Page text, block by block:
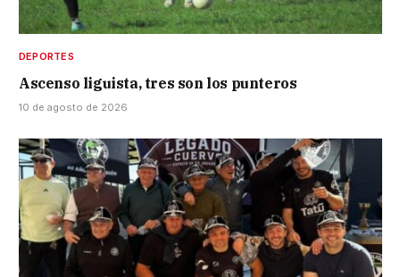
DEPORTES
Ascenso liguista, tres son los punteros
10 de agosto de 2026